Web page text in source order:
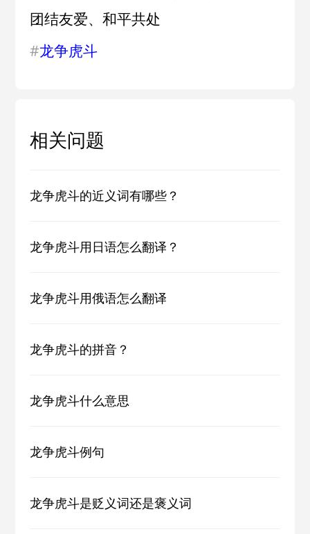
团结友爱、和平共处
#龙争虎斗
相关问题
龙争虎斗的近义词有哪些？
龙争虎斗用日语怎么翻译？
龙争虎斗用俄语怎么翻译
龙争虎斗的拼音？
龙争虎斗什么意思
龙争虎斗例句
龙争虎斗是贬义词还是褒义词